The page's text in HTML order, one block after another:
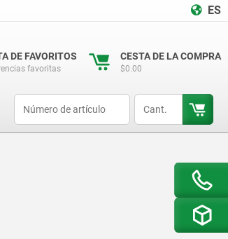
ES
DE FAVORITOS
favoritas
CESTA DE LA COMPRA
$0.00